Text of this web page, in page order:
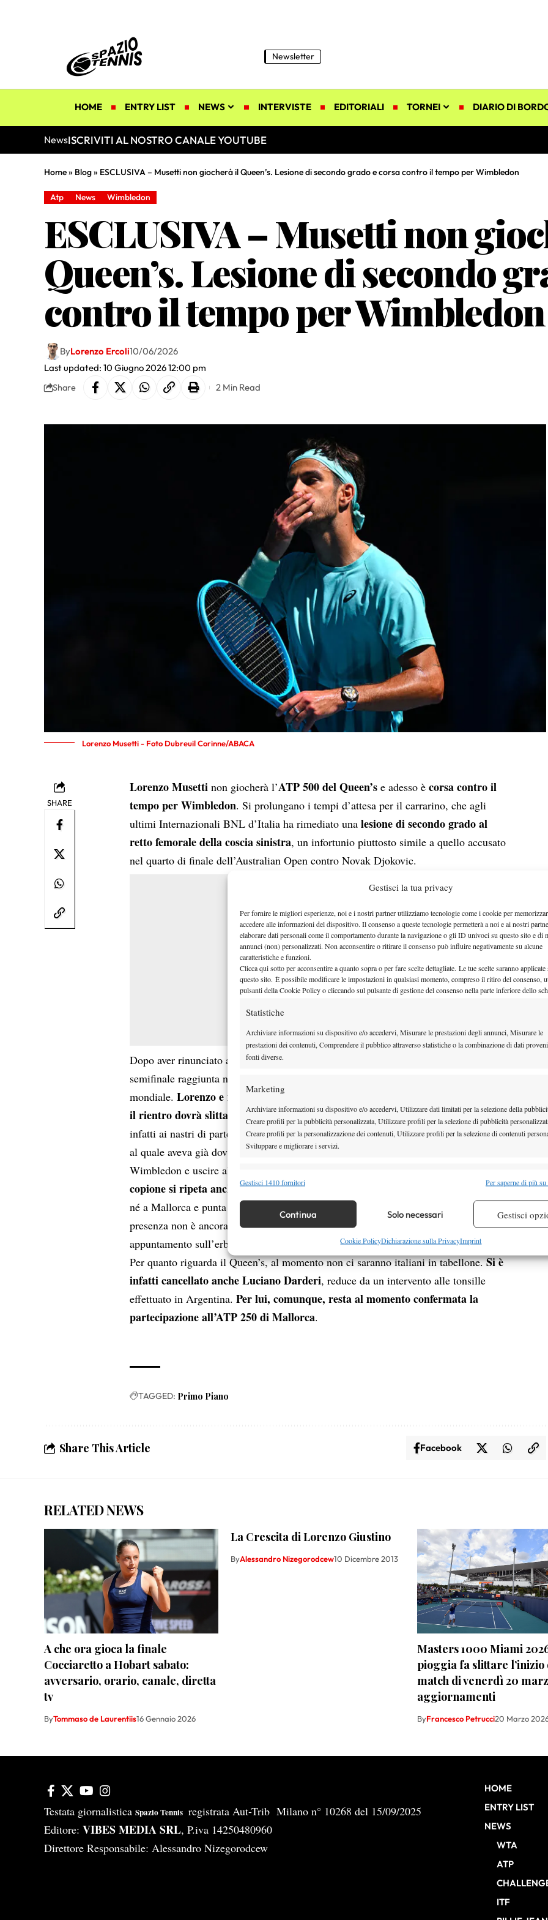
Gestisci la tua privacy
Per fornire le migliori esperienze, noi e i nostri partner utilizziamo tecnologie come i cookie per
accedere alle informazioni del dispositivo. Il consenso a queste tecnologie permetterà a noi e ai nostri
elaborare dati personali come il comportamento durante la navigazione o gli ID univoci su questo sito e di
annunci (non) personalizzati. Non acconsentire o ritirare il consenso può influire negativamente su alcune
caratteristiche e funzioni.
Clicca qui sotto per acconsentire a quanto sopra o per fare scelte dettagliate. Le tue scelte saranno applicate
questo sito. È possibile modificare le impostazioni in qualsiasi momento, compreso il ritiro del consenso,
pulsanti della Cookie Policy o cliccando sul pulsante di gestione del consenso nella parte inferiore dello
Statistiche
Archiviare informazioni su dispositivo e/o accedervi, Misurare le prestazioni degli annunci, Misurare le
prestazioni dei contenuti, Comprendere il pubblico attraverso statistiche o la combinazione di dati
fonti diverse.
Marketing
Archiviare informazioni su dispositivo e/o accedervi, Utilizzare dati limitati per la selezione della
Creare profili per la pubblicità personalizzata, Utilizzare profili per la selezione di pubblicità
Creare profili per la personalizzazione dei contenuti, Utilizzare profili per la selezione di contenuti
Sviluppare e migliorare i servizi.
Funzionalità
Identificare i dispositivi in base alle informazioni trasmesse automaticamente.
Garantire la sicurezza, prevenire e rilevare frodi, correggere errori,
Erogare e presentare pubblicità e contenuto, Salvare e comunicare le
scelte sulla privacy.
Gestisci 1410 fornitori Per saperne di più
Continua Solo necessari Gestisci
Cookie PolicyDichiarazione sulla PrivacyImprint
Newsletter
HOME ENTRY LIST NEWS INTERVISTE EDITORIALI TORNEI DIARIO DI
NewsISCRIVITI AL NOSTRO CANALE YOUTUBE
Home» Blog» ESCLUSIVA – Musetti non giocherà il Queen’s. Lesione di secondo grado e corsa contro il tempo per Wimbledon
Atp News Wimbledon
ESCLUSIVA – Musetti non
Queen’s. Lesione di secondo
contro il tempo per Wimbledon
Last updated: 10 Giugno 2026 12:00 pm
ByLorenzo Ercoli10/06/2026
Share 2 Min Read
Lorenzo Musetti - Foto Dubreuil Corinne/ABACA
SHARE
Lorenzo Musetti non giocherà l’ATP 500 del Queen’s e adesso ècorsa contro il
tempo per Wimbledon. Si prolungano i tempi d’attesa per il carrarino, che agli
ultimi Internazionali BNL d’Italia ha rimediato unalesione di secondo grado al
retto femorale della coscia sinistra, un infortunio piuttosto simile a quello accusato
nel quarto di finale dell’Australian Open contro Novak Djokovic.
Dopo aver rinunciato al Roland Garros, torneo in cui avrebbe dovuto difendere la
semifinale raggiunta nel 2025, Musetti è sceso alla sedicesima posizione del ranking
mondiale.Lorenzo e il suo team stanno lavorando per accelerare il recupero, ma
il rientro dovrà slittare ancora di qualche settimana: il numero 3 d’Italia non sarà
infatti ai nastri di partenza del Queen’s, torneo nel quale era stato finalista nel 2024 e
al quale aveva già dovuto rinunciare lo scorso anno, prima di forzare il rientro a
Wimbledon e uscire all’esordio contro Nikoloz Basilashvili.
copione si ripeta anche quest’anno. Musetti, infatti, non è iscritto né a Eastbourne
né a Mallorca e punta direttamente a Wimbledon, torneo al quale però la sua
presenza non è ancora certa. In caso di partecipazione, sarebbe il suo primo e unico
appuntamento sull’erba in questa stagione.
Per quanto riguarda il Queen’s, al momento non ci saranno italiani in tabellone.Si è
infatti cancellato anche Luciano Darderi, reduce da un intervento alle tonsille
effettuato in Argentina.Per lui, comunque, resta al momento confermata la
partecipazione all’ATP 250 di Mallorca.
TAGGED: Primo Piano
Share This Article Facebook
RELATED NEWS
A che ora gioca la finale
Cocciaretto a Hobart sabato:
avversario, orario, canale, diretta
tv
ByTommaso de Laurentiis16 Gennaio 2026
La Crescita di Lorenzo Giustino
ByAlessandro Nizegorodcew10 Dicembre 2013
Masters 1000 Miami
pioggia fa slittare l’inizio
match di venerdì 20
aggiornamenti
ByFrancesco Petrucci20 Marzo
Testata giornalistica Spazio Tennis registrata Aut-Trib Milano n° 10268 del 15/09/2025
Editore: VIBES MEDIA SRL, P.iva 14250480960
Direttore Responsabile: Alessandro Nizegorodcew
HOME
ENTRY LIST
NEWS
WTA
ATP
ITF